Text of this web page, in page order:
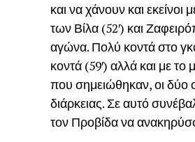
και να χάνουν και
των Βίλα (52′) και
αγώνα. Πολύ κοντά στο
κοντά (59′) αλλά και με το
που σημειώθηκαν, οι δύο
διάρκειας. Σε αυτό
τον Προβίδα να